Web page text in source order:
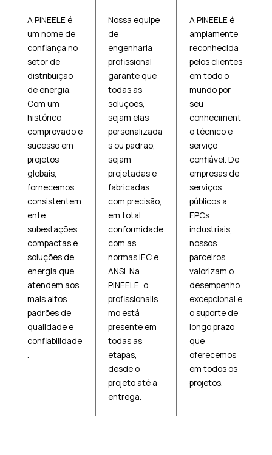
A PINEELE é
um nome de
confiança no
setor de
distribuição
de energia.
Com um
histórico
comprovado e
sucesso em
projetos
globais,
fornecemos
consistentem
ente
subestações
compactas e
soluções de
energia que
atendem aos
mais altos
padrões de
qualidade e
confiabilidade
.
Nossa equipe
de
engenharia
profissional
garante que
todas as
soluções,
sejam elas
personalizada
s ou padrão,
sejam
projetadas e
fabricadas
com precisão,
em total
conformidade
com as
normas IEC e
ANSI. Na
PINEELE, o
profissionalis
mo está
presente em
todas as
etapas,
desde o
projeto até a
entrega.
A PINEELE é
amplamente
reconhecida
pelos clientes
em todo o
mundo por
seu
conheciment
o técnico e
serviço
confiável. De
empresas de
serviços
públicos a
EPCs
industriais,
nossos
parceiros
valorizam o
desempenho
excepcional e
o suporte de
longo prazo
que
oferecemos
em todos os
projetos.